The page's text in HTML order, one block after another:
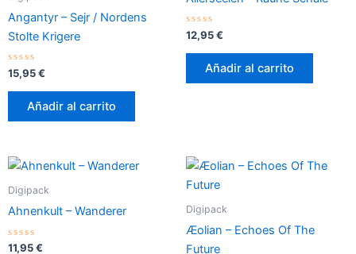
Angantyr – Sejr / Nordens
Stolte Krigere
Valorado
con
0
15,95€
Añadir al carrito
Valorado
con
0
12,95€
Añadir al carrito
Digipack
Ahnenkult – Wanderer
Valorado
11,95€
Digipack
Æolian – Echoes Of The
Future